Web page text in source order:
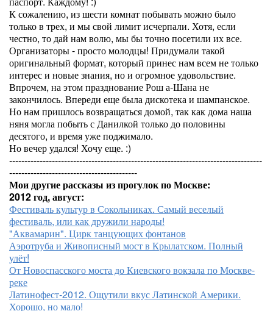
К сожалению, из шести комнат побывать можно было
только в трех, и мы свой лимит исчерпали. Хотя, если
честно, то дай нам волю, мы бы точно посетили их все.
Организаторы - просто молодцы! Придумали такой
оригинальный формат, который принес нам всем не только
интерес и новые знания, но и огромное удовольствие.
Впрочем, на этом празднование Рош а-Шана не
закончилось. Впереди еще была дискотека и шампанское.
Но нам пришлось возвращаться домой, так как дома наша
няня могла побыть с Данилкой только до половины
десятого, и время уже поджимало.
Но вечер удался! Хочу еще. :)
-----------------------------------------------------------------------------------
------------------------------------------
Мои другие рассказы из прогулок по Москве:
2012 год, август:
Фестиваль культур в Сокольниках. Самый веселый
фестиваль, или как дружили народы!
"Аквамарин". Цирк танцующих фонтанов
Аэротруба и Живописный мост в Крылатском. Полный
улёт!
От Новоспасского моста до Киевского вокзала по Москве-
реке
Латинофест-2012. Ощутили вкус Латинской Америки.
Хорошо, но мало!